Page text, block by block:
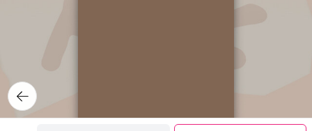
적인 행위로 말미암아 하구에 토사가 쌓이고 강이 범람했으며, 수로
ties 저자는 각기 다른 세 지역의 풍광과 지역의 특징, 그리고 그 속에
서 살아가는 사람들의 생활, 자연재해에 대한 대처, 야생동물과 식물
의 영향, 종교적인 가치관 등을 두루 살피면서 인간과 그들 거주지 사
뒤로가
기